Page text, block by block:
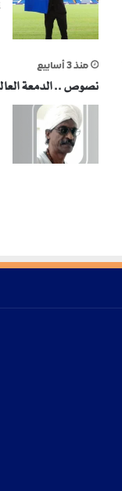
منذ 3 أسابيع
نصوص .. الدمعة